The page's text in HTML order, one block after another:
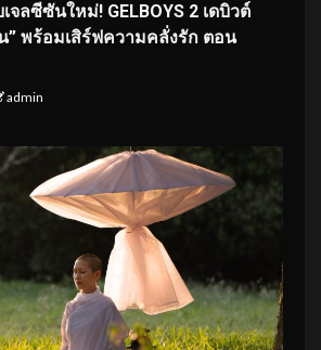
จลซีซันใหม่! GELBOYS 2 เดบิวต์
” พร้อมเสิร์ฟความคลั่งรัก ตอน
admin